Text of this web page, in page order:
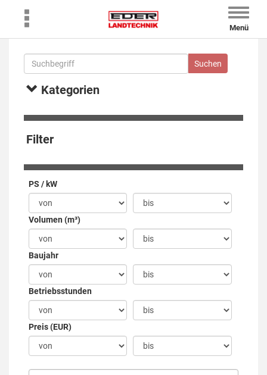
Toggle
Menü
Kategorien
Filter
PS / kW
Volumen (m³)
Baujahr
Betriebsstunden
Preis (EUR)